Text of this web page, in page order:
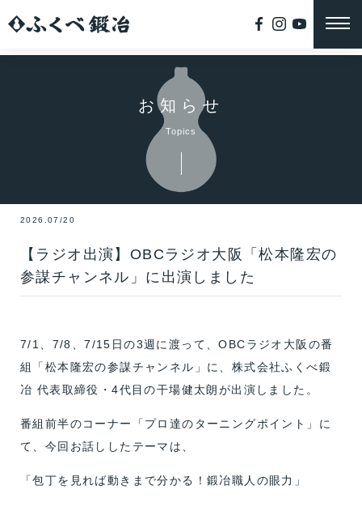
お知らせ
Topics
2026.07/20
【ラジオ出演】OBCラジオ大阪「松本隆宏の
参謀チャンネル」に出演しました
7/1、7/8、7/15日の3週に渡って、OBCラジオ大阪の番
組「松本隆宏の参謀チャンネル」に、株式会社ふくべ鍛
冶 代表取締役・4代目の干場健太朗が出演しました。
番組前半のコーナー「プロ達のターニングポイント」に
て、今回お話ししたテーマは、
「包丁を見れば動きまで分かる！鍛冶職人の眼力」